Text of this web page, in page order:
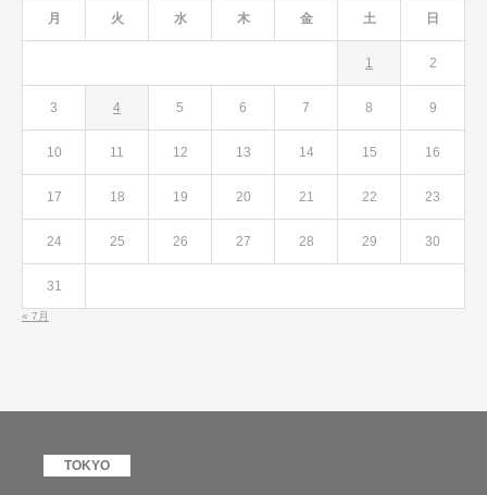
月 火 水 木 金 土 日
1 2
3 4 5 6 7 8 9
10 11 12 13 14 15 16
17 18 19 20 21 22 23
24 25 26 27 28 29 30
31
« 7月